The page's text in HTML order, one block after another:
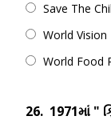
Save The
World
World Food
26. 1971માં "